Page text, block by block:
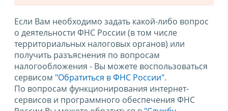
Если Вам необходимо задать какой-либо вопрос
о деятельности ФНС России (в том числе
территориальных налоговых органов) или
получить разъяснения по вопросам
налогообложения - Вы можете воспользоваться
сервисом "Обратиться в ФНС России".
По вопросам функционирования интернет-
сервисов и программного обеспечения ФНС